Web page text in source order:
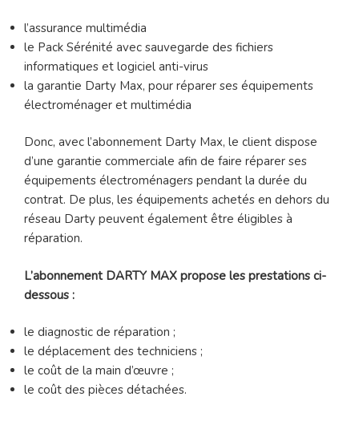
l’assurance multimédia
le Pack Sérénité avec sauvegarde des fichiers
informatiques et logiciel anti-virus
la garantie Darty Max, pour réparer ses équipements
électroménager et multimédia
Donc, avec l’abonnement Darty Max, le client dispose
d’une garantie commerciale afin de faire réparer ses
équipements électroménagers pendant la durée du
contrat. De plus, les équipements achetés en dehors du
réseau Darty peuvent également être éligibles à
réparation.
L’abonnement DARTY MAX propose les prestations ci-
dessous :
le diagnostic de réparation ;
le déplacement des techniciens ;
le coût de la main d’œuvre ;
le coût des pièces détachées.